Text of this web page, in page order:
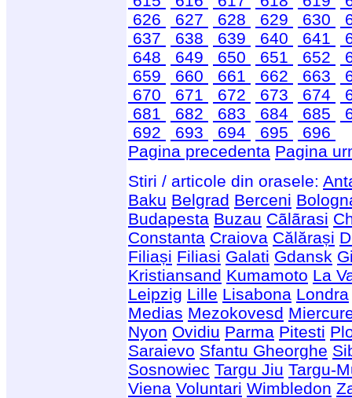
626
627 628 629 630
637
638 639 640 641
648
649 650 651 652
659
660 661 662 663
670
671 672 673 674
681
682 683 684 685
692
693 694 695
696
Pagina precedenta Pagina
Stiri / articole din orasele:
Baku Belgrad Berceni
Budapesta Buzau Cãlãrasi
Constanta Craiova Călărași
Filiași Filiasi Galati Gdansk
Kristiansand Kumamoto La
Leipzig Lille Lisabona Londra
Medias Mezokovesd
Nyon Ovidiu Parma Pitesti
Saraievo Sfantu Gheorghe
Sosnowiec Targu Jiu Targu-
Viena Voluntari Wimbledon